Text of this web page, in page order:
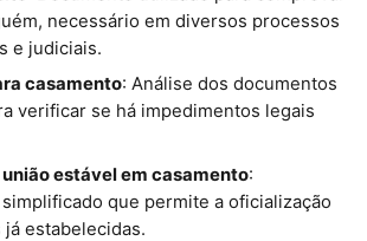
necessário em diversos processos
e judiciais.
casamento: Análise dos documentos
verificar se há impedimentos legais
estável em casamento:
que permite a oficialização
estabelecidas.